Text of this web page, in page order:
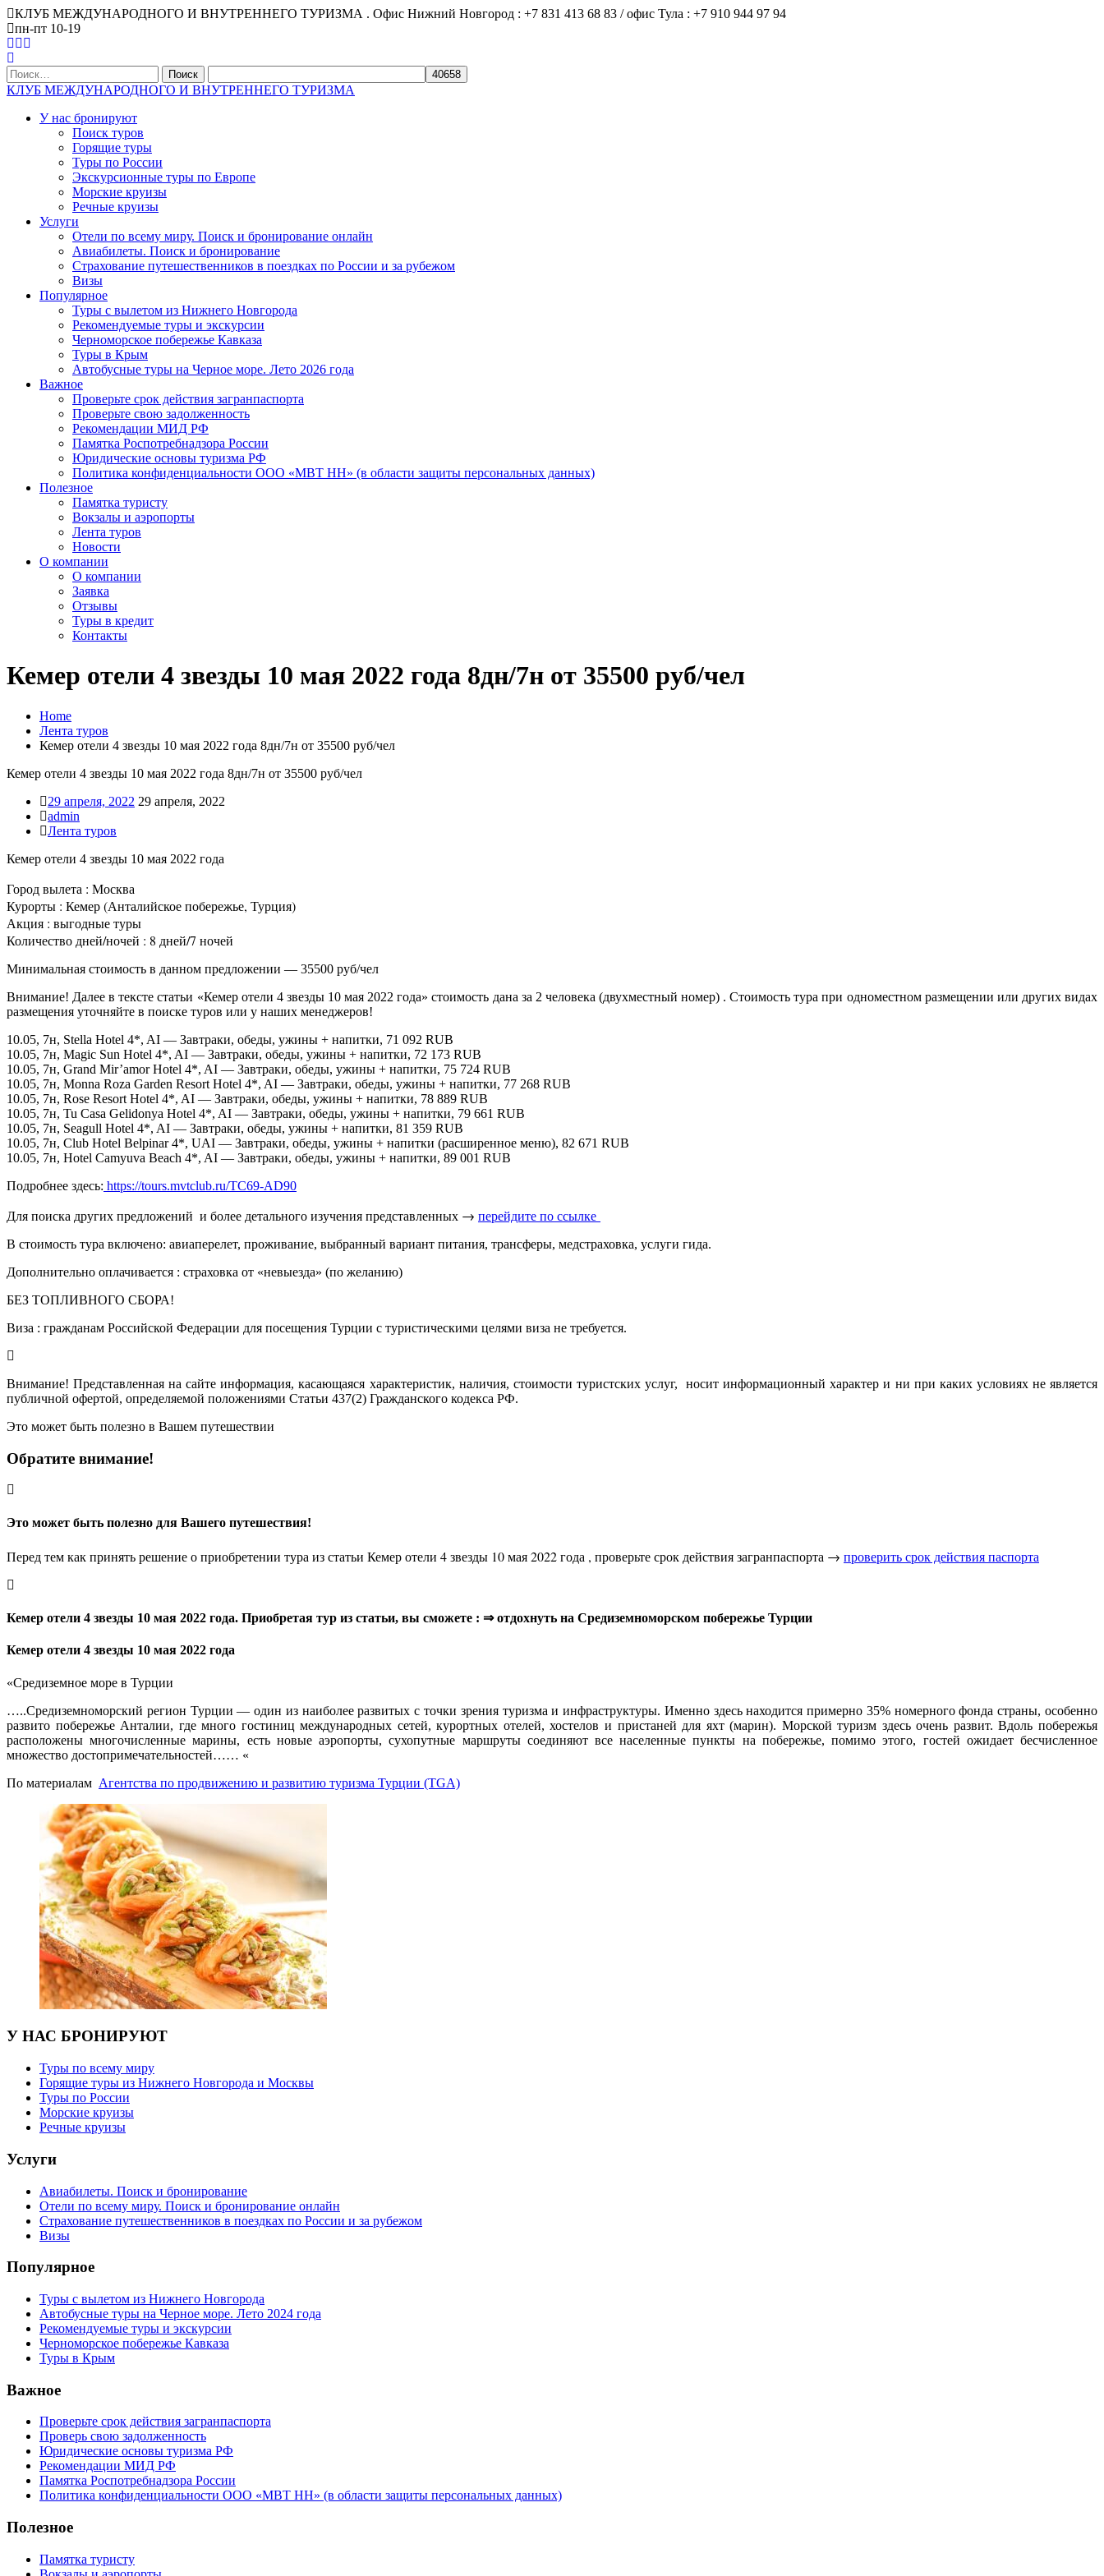
КЛУБ МЕЖДУНАРОДНОГО И ВНУТРЕННЕГО ТУРИЗМА . Офис Нижний Новгород : +7 831 413 68 83 / офис Тула : +7 910 944 97 94
пн-пт 10-19
Найти:
КЛУБ МЕЖДУНАРОДНОГО И ВНУТРЕННЕГО ТУРИЗМА
У нас бронируют
Поиск туров
Горящие туры
Туры по России
Экскурсионные туры по Европе
Морские круизы
Речные круизы
Услуги
Отели по всему миру. Поиск и бронирование онлайн
Авиабилеты. Поиск и бронирование
Страхование путешественников в поездках по России и за рубежом
Визы
Популярное
Туры с вылетом из Нижнего Новгорода
Рекомендуемые туры и экскурсии
Черноморское побережье Кавказа
Туры в Крым
Автобусные туры на Черное море. Лето 2026 года
Важное
Проверьте срок действия загранпаспорта
Проверьте свою задолженность
Рекомендации МИД РФ
Памятка Роспотребнадзора России
Юридические основы туризма РФ
Политика конфиденциальности ООО «МВТ НН» (в области защиты персональных данных)
Полезное
Памятка туристу
Вокзалы и аэропорты
Лента туров
Новости
О компании
О компании
Заявка
Отзывы
Туры в кредит
Контакты
Кемер отели 4 звезды 10 мая 2022 года 8дн/7н от 35500 руб/чел
Home
Лента туров
Кемер отели 4 звезды 10 мая 2022 года 8дн/7н от 35500 руб/чел
Кемер отели 4 звезды 10 мая 2022 года 8дн/7н от 35500 руб/чел
29 апреля, 2022 29 апреля, 2022
admin
Лента туров
Кемер отели 4 звезды 10 мая 2022 года
Город вылета : Москва
Курорты : Кемер (Анталийское побережье, Турция)
Акция : выгодные туры
Количество дней/ночей : 8 дней/7 ночей
Минимальная стоимость в данном предложении — 35500 руб/чел
Внимание! Далее в тексте статьи «Кемер отели 4 звезды 10 мая 2022 года» стоимость дана за 2 человека (двухместный номер) . Стоимость тура при одноместном размещении или других видах
размещения уточняйте в поиске туров или у наших менеджеров!
10.05, 7н, Stella Hotel 4*, AI — Завтраки, обеды, ужины + напитки, 71 092 RUB
10.05, 7н, Magic Sun Hotel 4*, AI — Завтраки, обеды, ужины + напитки, 72 173 RUB
10.05, 7н, Grand Mir’amor Hotel 4*, AI — Завтраки, обеды, ужины + напитки, 75 724 RUB
10.05, 7н, Monna Roza Garden Resort Hotel 4*, AI — Завтраки, обеды, ужины + напитки, 77 268 RUB
10.05, 7н, Rose Resort Hotel 4*, AI — Завтраки, обеды, ужины + напитки, 78 889 RUB
10.05, 7н, Tu Casa Gelidonya Hotel 4*, AI — Завтраки, обеды, ужины + напитки, 79 661 RUB
10.05, 7н, Seagull Hotel 4*, AI — Завтраки, обеды, ужины + напитки, 81 359 RUB
10.05, 7н, Club Hotel Belpinar 4*, UAI — Завтраки, обеды, ужины + напитки (расширенное меню), 82 671 RUB
10.05, 7н, Hotel Camyuva Beach 4*, AI — Завтраки, обеды, ужины + напитки, 89 001 RUB
Подробнее здесь: https://tours.mvtclub.ru/TC69-AD90
Для поиска других предложений  и более детального изучения представленных → перейдите по ссылке
В стоимость тура включено: авиаперелет, проживание, выбранный вариант питания, трансферы, медстраховка, услуги гида.
Дополнительно оплачивается : страховка от «невыезда» (по желанию)
БЕЗ ТОПЛИВНОГО СБОРА!
Виза : гражданам Российской Федерации для посещения Турции с туристическими целями виза не требуется.
Внимание! Представленная на сайте информация, касающаяся характеристик, наличия, стоимости туристских услуг, носит информационный характер и ни при каких условиях не является
публичной офертой, определяемой положениями Статьи 437(2) Гражданского кодекса РФ.
Это может быть полезно в Вашем путешествии
Обратите внимание!
Это может быть полезно для Вашего путешествия!
Перед тем как принять решение о приобретении тура из статьи Кемер отели 4 звезды 10 мая 2022 года , проверьте срок действия загранпаспорта → проверить срок действия паспорта
Кемер отели 4 звезды 10 мая 2022 года. Приобретая тур из статьи, вы сможете : ⇒ отдохнуть на Средиземноморском побережье Турции
Кемер отели 4 звезды 10 мая 2022 года
«Средиземное море в Турции
…..Средиземноморский регион Турции — один из наиболее развитых с точки зрения туризма и инфраструктуры. Именно здесь находится примерно 35% номерного фонда страны, особенно
развито побережье Анталии, где много гостиниц международных сетей, курортных отелей, хостелов и пристаней для яхт (марин). Морской туризм здесь очень развит. Вдоль побережья
расположены многочисленные марины, есть новые аэропорты, сухопутные маршруты соединяют все населенные пункты на побережье, помимо этого, гостей ожидает бесчисленное
множество достопримечательностей…… «
По материалам Агентства по продвижению и развитию туризма Турции (TGA)
У НАС БРОНИРУЮТ
Туры по всему миру
Горящие туры из Нижнего Новгорода и Москвы
Туры по России
Морские круизы
Речные круизы
Услуги
Авиабилеты. Поиск и бронирование
Отели по всему миру. Поиск и бронирование онлайн
Страхование путешественников в поездках по России и за рубежом
Визы
Популярное
Туры с вылетом из Нижнего Новгорода
Автобусные туры на Черное море. Лето 2024 года
Рекомендуемые туры и экскурсии
Черноморское побережье Кавказа
Туры в Крым
Важное
Проверьте срок действия загранпаспорта
Проверь свою задолженность
Юридические основы туризма РФ
Рекомендации МИД РФ
Памятка Роспотребнадзора России
Политика конфиденциальности ООО «МВТ НН» (в области защиты персональных данных)
Полезное
Памятка туристу